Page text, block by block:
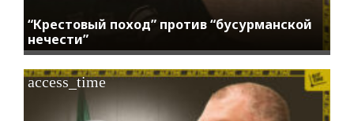
“Крестовый поход” против “бусурманской
нечести”
access_time